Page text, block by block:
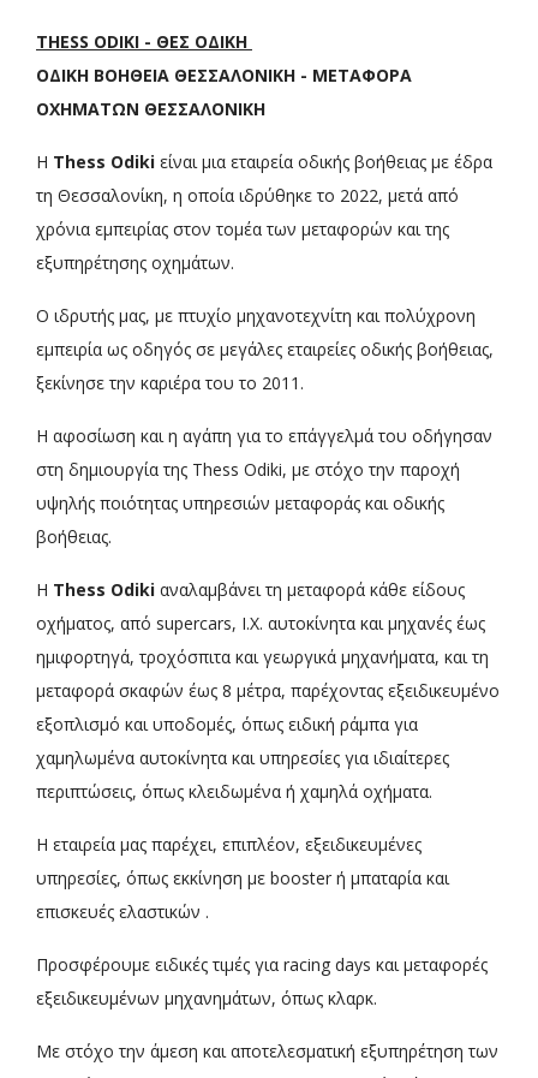
THESS ODIKI - ΘΕΣ ΟΔΙΚΗ
ΟΔΙΚΗ ΒΟΗΘΕΙΑ ΘΕΣΣΑΛΟΝΙΚΗ - ΜΕΤΑΦΟΡΑ
ΟΧΗΜΑΤΩΝ ΘΕΣΣΑΛΟΝΙΚΗ
Η Thess Odiki είναι μια εταιρεία οδικής βοήθειας με έδρα
τη Θεσσαλονίκη, η οποία ιδρύθηκε το 2022, μετά από
χρόνια εμπειρίας στον τομέα των μεταφορών και της
εξυπηρέτησης οχημάτων.
Ο ιδρυτής μας, με πτυχίο μηχανοτεχνίτη και πολύχρονη
εμπειρία ως οδηγός σε μεγάλες εταιρείες οδικής βοήθειας,
ξεκίνησε την καριέρα του το 2011.
Η αφοσίωση και η αγάπη για το επάγγελμά του οδήγησαν
στη δημιουργία της Thess Odiki, με στόχο την παροχή
υψηλής ποιότητας υπηρεσιών μεταφοράς και οδικής
βοήθειας.
Η Thess Odiki αναλαμβάνει τη μεταφορά κάθε είδους
οχήματος, από supercars, Ι.Χ. αυτοκίνητα και μηχανές έως
ημιφορτηγά, τροχόσπιτα και γεωργικά μηχανήματα, και τη
μεταφορά σκαφών έως 8 μέτρα, παρέχοντας εξειδικευμένο
εξοπλισμό και υποδομές, όπως ειδική ράμπα για
χαμηλωμένα αυτοκίνητα και υπηρεσίες για ιδιαίτερες
περιπτώσεις, όπως κλειδωμένα ή χαμηλά οχήματα.
Η εταιρεία μας παρέχει, επιπλέον, εξειδικευμένες
υπηρεσίες, όπως εκκίνηση με booster ή μπαταρία και
επισκευές ελαστικών .
Προσφέρουμε ειδικές τιμές για racing days και μεταφορές
εξειδικευμένων μηχανημάτων, όπως κλαρκ.
Με στόχο την άμεση και αποτελεσματική εξυπηρέτηση των